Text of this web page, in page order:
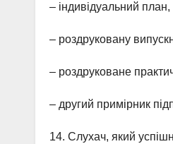
– індивідуальний план,
– роздруковану
– роздруковане
– другий примірник
14. Слухач, який